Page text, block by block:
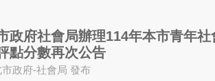
政府社會局辦理114年本市青年
點分數再次公告
市政府-社會局 發布